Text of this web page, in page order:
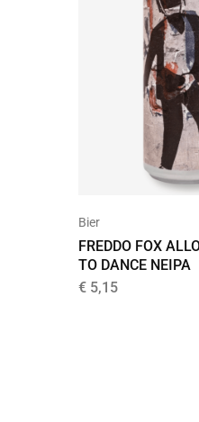
Bier
FREDDO FOX
TO DANCE NEIPA
€ 5,15